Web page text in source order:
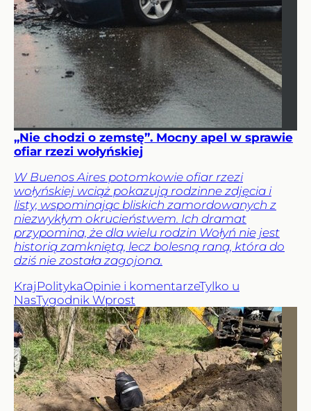
„Nie chodzi o zemstę”. Mocny apel w sprawie
ofiar rzezi wołyńskiej
W Buenos Aires potomkowie ofiar rzezi
wołyńskiej wciąż pokazują rodzinne zdjęcia i
listy, wspominając bliskich zamordowanych z
niezwykłym okrucieństwem. Ich dramat
przypomina, że dla wielu rodzin Wołyń nie jest
historią zamkniętą, lecz bolesną raną, która do
dziś nie została zagojona.
Kraj PolitykaOpinie i komentarzeTylko u
NasTygodnik Wprost